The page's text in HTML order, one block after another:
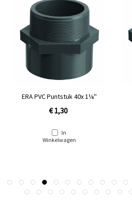
ERA PVC Puntstuk 40x 1¼''
€ 1,30
In
Winkelwagen